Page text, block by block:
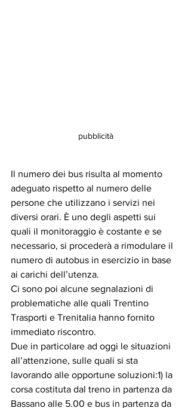
pubblicità
Il numero dei bus risulta al momento
adeguato rispetto al numero delle
persone che utilizzano i servizi nei
diversi orari. È uno degli aspetti sui
quali il monitoraggio è costante e se
necessario, si procederà a rimodulare il
numero di autobus in esercizio in base
ai carichi dell’utenza.
Ci sono poi alcune segnalazioni di
problematiche alle quali Trentino
Trasporti e Trenitalia hanno fornito
immediato riscontro.
Due in particolare ad oggi le situazioni
all’attenzione, sulle quali si sta
lavorando alle opportune soluzioni:1) la
corsa costituta dal treno in partenza da
Bassano alle 5.00 e bus in partenza da